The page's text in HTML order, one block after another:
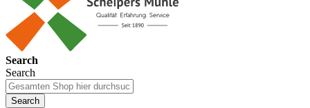
Search
Search
Search